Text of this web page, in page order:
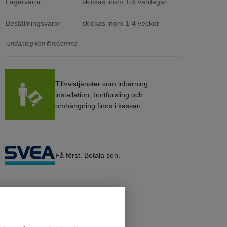
Beställningsvaror skickas inom 1-4 veckor
*undantag kan förekomma
Tillvalstjänster som inbärning,
installation, bortforsling och
omhängning finns i kassan
Få först. Betala sen.